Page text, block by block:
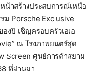
น้าสร้างประสบการณ์เหนือ
ม Porsche Exclusive
งปี เชิญครอบครัวเอเอ
ณ โรงภาพยนตร์สุด
Screen ศูนย์การค้าสยาม
ที่ผ่านมา